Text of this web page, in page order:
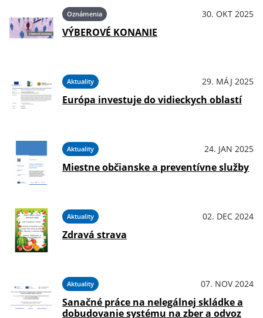
Oznámenia 30. OKT 2025
VÝBEROVÉ KONANIE
Aktuality 29. MÁJ 2025
Európa investuje do vidieckych oblastí
Aktuality 24. JAN 2025
Miestne občianske a preventívne služby
Aktuality 02. DEC 2024
Zdravá strava
Aktuality 07. NOV 2024
Sanačné práce na nelegálnej skládke a
dobudovanie systému na zber a odvoz